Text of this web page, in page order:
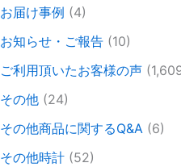
お届け事例 (4)
お知らせ・ご報告 (10)
ご利用頂いたお客様の声
その他 (24)
その他商品に関するQ&A (6)
その他時計 (52)